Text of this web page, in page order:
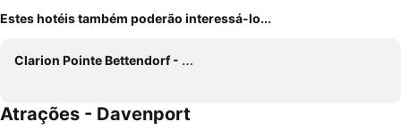
Estes hotéis também poderão interessá-lo...
Clarion Pointe Bettendorf - Quad Cities
Atrações - Davenport